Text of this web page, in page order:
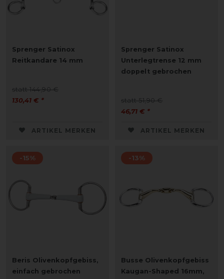
Sprenger Satinox
Reitkandare 14 mm
statt 144,90 €
130,41 € *
ARTIKEL MERKEN
Sprenger Satinox
Unterlegtrense 12 mm
doppelt gebrochen
statt 51,90 €
46,71 € *
ARTIKEL MERKEN
-15%
Beris Olivenkopfgebiss,
einfach gebrochen
-13%
Busse Olivenkopfgebiss
Kaugan-Shaped 16mm,